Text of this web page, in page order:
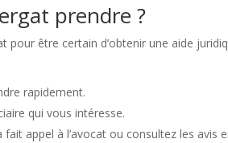
prendre ?
être certain d’obtenir une aide
rapidement.
qui vous intéresse.
appel à l’avocat ou consultez les